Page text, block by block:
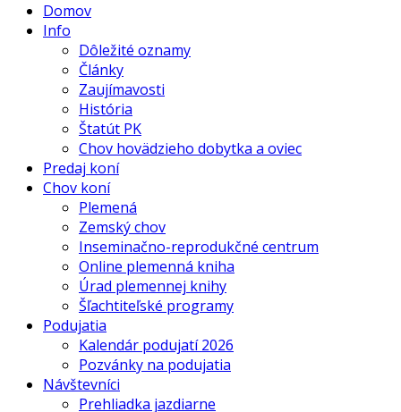
Domov
Info
Dôležité oznamy
Články
Zaujímavosti
História
Štatút PK
Chov hovädzieho dobytka a oviec
Predaj koní
Chov koní
Plemená
Zemský chov
Inseminačno-reprodukčné centrum
Online plemenná kniha
Úrad plemennej knihy
Šľachtiteľské programy
Podujatia
Kalendár podujatí 2026
Pozvánky na podujatia
Návštevníci
Prehliadka jazdiarne